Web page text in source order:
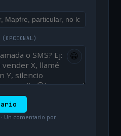
(OPCIONAL)
😀
· Un comentario por